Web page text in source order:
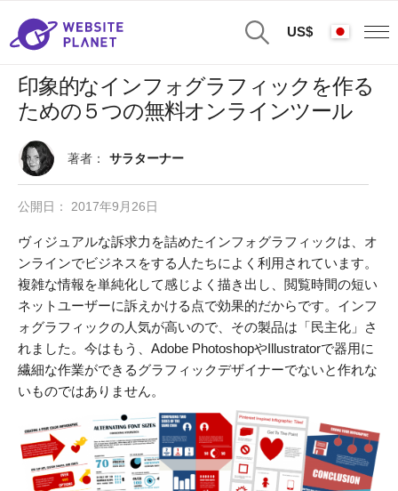
US$
印象的なインフォグラフィックを作る
ための５つの無料オンラインツール
著者： サラターナー
公開日： 2017年9月26日
ヴィジュアルな訴求力を詰めたインフォグラフィックは、オ
ンラインでビジネスをする人たちによく利用されています。
複雑な情報を単純化して感じよく描き出し、閲覧時間の短い
ネットユーザーに訴えかける点で効果的だからです。インフ
ォグラフィックの人気が高いので、その製品は「民主化」さ
れました。今はもう、Adobe PhotoshopやIllustratorで器用に
繊細な作業ができるグラフィックデザイナーでないと作れな
いものではありません。